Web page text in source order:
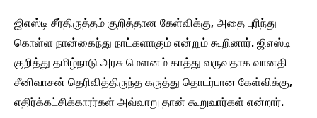
ஜிஎஸ்டி சீர்திருத்தம் குறித்தான கேள்விக்கு, அதை புரிந்து
கொள்ள நான்கைந்து நாட்களாகும் என்றும் கூறினார். ஜிஎஸ்டி
குறித்து தமிழ்நாடு அரசு மெளனம் காத்து வருவதாக வானதி
சீனிவாசன் தெரிவித்திருந்த கருத்து தொடர்பான கேள்விக்கு,
எதிர்க்கட்சிக்காரர்கள் அவ்வாறு தான் கூறுவார்கள் என்றார்.